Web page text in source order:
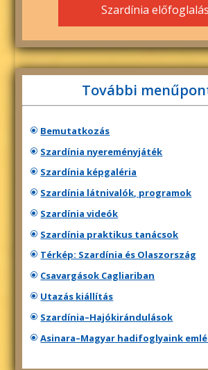
Szardínia előfoglalás
További
Bemutatkozás
Szardínia nyereményjáték
Szardínia képgaléria
Szardínia látnivalók, programok
Szardínia videók
Szardínia praktikus tanácsok
Térkép: Szardínia és Olaszország
Csavargások Cagliariban
Utazás kiállítás
Szardínia–Hajókirándulások
Asinara–Magyar hadifoglyaink